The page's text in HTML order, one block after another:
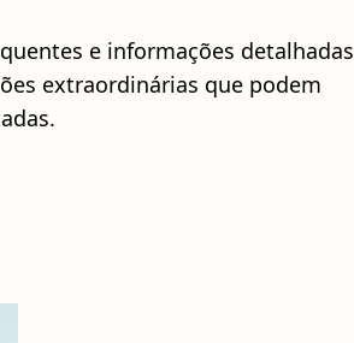
e informações detalhadas
extraordinárias que podem